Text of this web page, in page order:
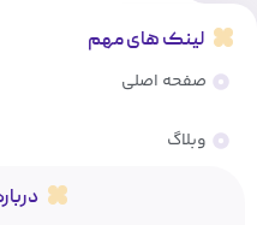
لینک های مهم
صفحه اصلی
وبلاگ